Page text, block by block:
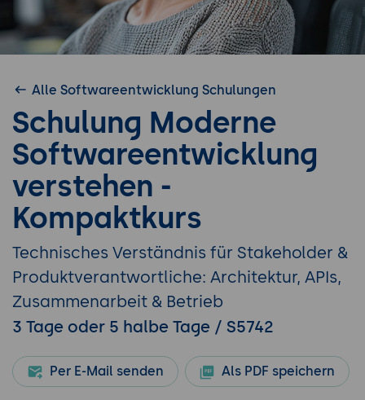
Alle Softwareentwicklung Schulungen
Schulung Moderne
Softwareentwicklung
verstehen -
Kompaktkurs
Technisches Verständnis für Stakeholder &
Produktverantwortliche: Architektur, APIs,
Zusammenarbeit & Betrieb
3 Tage oder 5 halbe Tage / S5742
Per E-Mail senden Als PDF speichern